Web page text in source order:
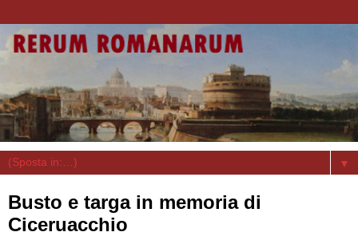
▼
Busto e targa in memoria di
Ciceruacchio